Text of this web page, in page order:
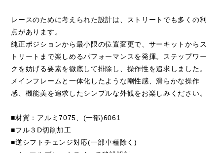
レースのために考えられた設計は、ストリートでも多くの利
点があります。
純正ポジションから最小限の位置変更で、サーキットからス
トリートまで楽しめるパフォーマンスを発揮。ステップワー
クを妨げる要素を徹底して排除し、操作性を追求しました。
メインフレームと一体化したような剛性感、滑らかな操作
感、機能美を追求したシンプルな外観をお楽しみください。
■材質：アルミ7075、(一部)6061
■フル３D切削加工
■逆シフトチェンジ対応(一部車種除く)